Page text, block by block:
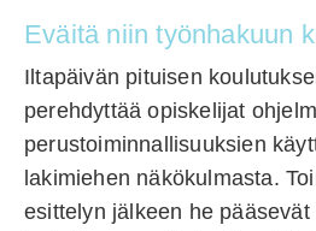
Eväitä niin työnhakuun
Iltapäivän pituisen
perehdyttää opiskelijat
perustoiminnallisuuksien
lakimiehen näkökulmasta.
esittelyn jälkeen he